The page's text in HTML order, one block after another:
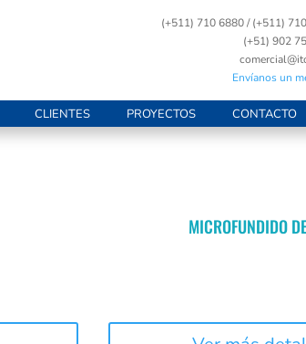
(+511) 710 6880 / (+511)
(+51) 902
Envíanos un
CLIENTES PROYECTOS CONTACTO
MICROFUNDIDO